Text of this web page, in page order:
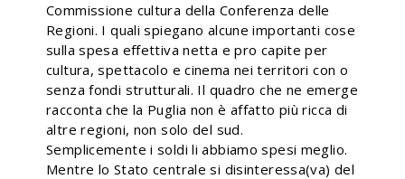
Commissione cultura della Conferenza delle
Regioni. I quali spiegano alcune importanti cose
sulla spesa effettiva netta e pro capite per
cultura, spettacolo e cinema nei territori con o
senza fondi strutturali. Il quadro che ne emerge
racconta che la Puglia non è affatto più ricca di
altre regioni, non solo del sud.
Semplicemente i soldi li abbiamo spesi meglio.
Mentre lo Stato centrale si disinteressa(va) del